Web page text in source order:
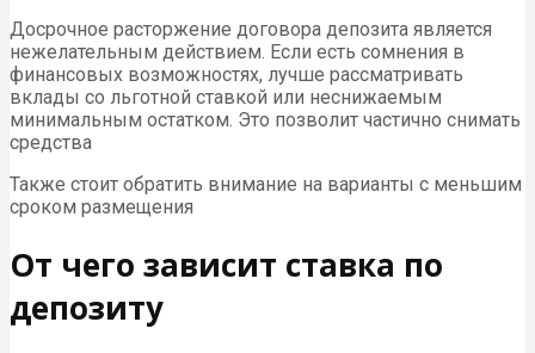
Досрочное расторжение договора депозита является
нежелательным действием. Если есть сомнения в
финансовых возможностях, лучше рассматривать
вклады со льготной ставкой или неснижаемым
минимальным остатком. Это позволит частично снимать
средства
Также стоит обратить внимание на варианты с меньшим
сроком размещения
От чего зависит ставка по
депозиту